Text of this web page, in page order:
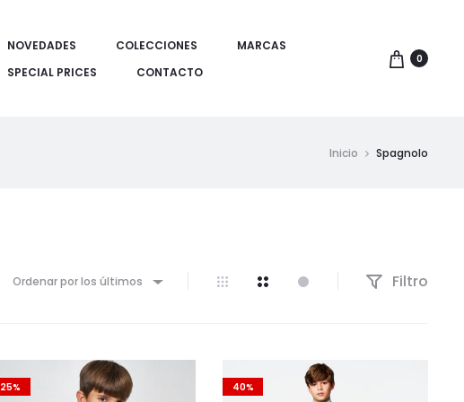
NOVEDADES COLECCIONES
MARCAS
SPECIAL PRICES
CONTACTO
0
Inicio Spagnolo
Ordenar por los últimos Filtro
25% 40%